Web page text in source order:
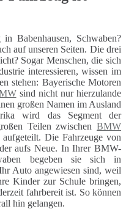
in Babenhausen, Schwaben?
auf unseren Seiten. Die drei
Sogar Menschen, die sich
interessieren, wissen im
stehen: Bayerische Motoren
sind nicht nur hierzulande
großen Namen im Ausland
wird das Segment der
Teilen zwischen BMW
Die Fahrzeuge von
aufs Neue. In Ihrer BMW-
begeben sie sich in
Auto angewiesen sind, weil
Kinder zur Schule bringen,
fahrbereit ist. So können
hin gelangen.